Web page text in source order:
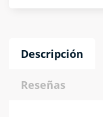
Descripción
Reseñas